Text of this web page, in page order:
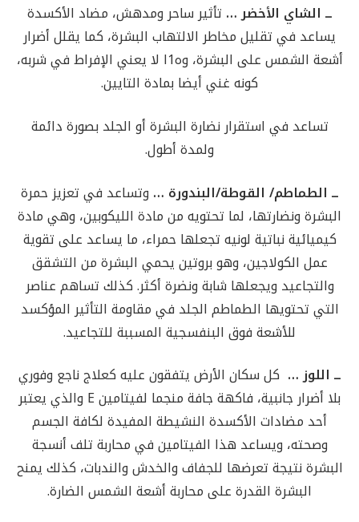
ــ الشاي الأخضر … تأثير ساحر ومدهش، مضاد الأكسدة
يساعد في تقليل مخاطر الالتهاب البشرة، كما يقلل أضرار
أشعة الشمس على البشرة، وه1ا لا يعني الإفراط في شربه،
كونه غني أيضا بمادة التايين.
تساعد في استقرار نضارة البشرة أو الجلد بصورة دائمة
ولمدة أطول.
ــ الطماطم/ القوطة/البندورة … وتساعد في تعزيز حمرة
البشرة ونضارتها، لما تحتويه من مادة الليكوبين، وهي مادة
كيميائية نباتية لونيه تجعلها حمراء، ما يساعد على تقوية
عمل الكولاجين، وهو بروتين يحمي البشرة من التشقق
والتجاعيد ويجعلها شابة ونضرة أكثر. كذلك تساهم عناصر
التي تحتويها الطماطم الجلد في مقاومة التأثير المؤكسد
للأشعة فوق البنفسجية المسببة للتجاعيد.
ــ اللوز … كل سكان الأرض يتفقون عليه كعلاج ناجع وفوري
بلا أضرار جانبية، فاكهة جافة منجما لفيتامين E والذي يعتبر
أحد مضادات الأكسدة النشيطة المفيدة لكافة الجسم
وصحته، ويساعد هذا الفيتامين في محاربة تلف أنسجة
البشرة نتيجة تعرضها للجفاف والخدش والندبات، كذلك يمنح
البشرة القدرة على محاربة أشعة الشمس الضارة.